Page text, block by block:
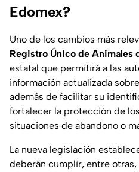
Edomex?
Uno de los cambios más
Registro Único de Animales
estatal que permitirá a las
información actualizada
además de facilitar su
fortalecer la protección de
situaciones de abandono o
La nueva legislación
deberán cumplir, entre